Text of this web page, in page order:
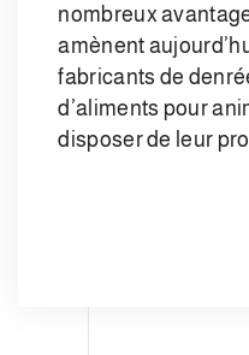
nombreux
amènent
fabricants de
d’aliments pour
disposer de leur